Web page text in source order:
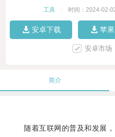
工具 时间：2024-02-
安卓下载 苹
安卓市场
简介
随着互联网的普及和发展，